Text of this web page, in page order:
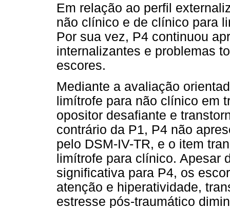
Em relação ao perfil
não clínico e de clínico para
Por sua vez, P4 continuou
internalizantes e problemas
escores.
Mediante a avaliação
limítrofe para não clínico em
opositor desafiante e
contrário da P1, P4 não
pelo DSM-IV-TR, e o item
limítrofe para clínico. Apesar
significativa para P4, os
atenção e hiperatividade,
estresse pós-traumático